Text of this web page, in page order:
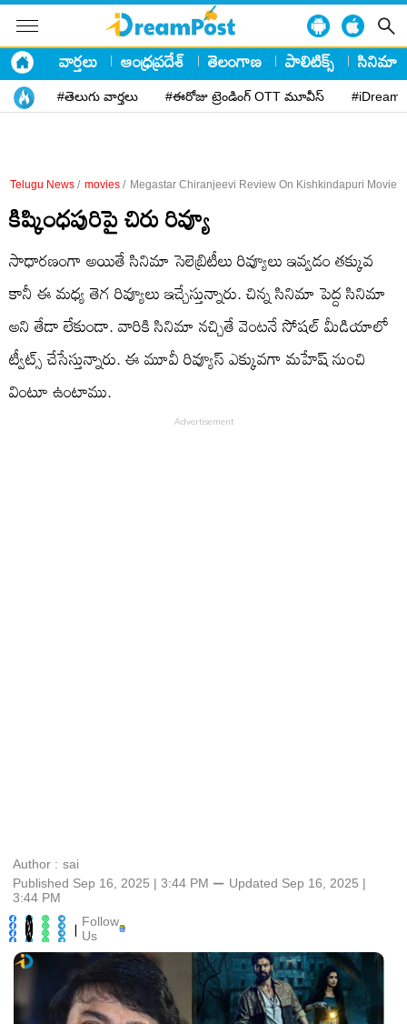
వార్తలు ఆంధ్రప్రదేశ్ తెలంగాణ పాలిటిక్స్ సినిమా
#తెలుగు వార్తలు #ఈరోజు ట్రెండింగ్ OTT మూవీస్
Telugu News / movies / Megastar Chiranjeevi Review On Kishkindapuri Movie
కిష్కింధపురిపై చిరు రివ్యూ
సాధారణంగా అయితే సినిమా సెలెబ్రిటీలు రివ్యూలు ఇవ్వడం తక్కువ
కానీ ఈ మధ్య తెగ రివ్యూలు ఇచ్చేస్తున్నారు. చిన్న సినిమా పెద్ద సినిమా
అని తేడా లేకుండా. వారికి సినిమా నచ్చితే వెంటనే సోషల్ మీడియాలో
ట్వీట్స్ చేసేస్తున్నారు. ఈ మూవీ రివ్యూస్ ఎక్కువగా మహేష్ నుంచి
వింటూ ఉంటాము.
Author : sai
Published Sep 16, 2025 | 3:44 PM ⚊ Updated Sep 16, 2025 |
3:44 PM
| Follow
Us